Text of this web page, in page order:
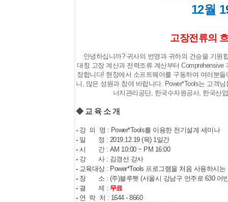
12월
고장전류의
안녕하십니까? 귀사의 번영과 귀하의 건승을 기원
대칭 고장 계산과 전력조류 계산부터
장합니다! 현장에서 소프트웨어를 구동하여 여러분
니, 많은 성원과 참여 바랍니다. Power*Tools는 고객님
너지관리공단, 한국수자원공사, 한국산
◆ 교 육 소 개
- 강 의 명 : Power*Tools를 이용한 전기설계 세미나
- 일 정 : 2019.12.19 (목) 1일간
- 시 간 : AM 10:00 ~ PM 16:00
- 강 사 : 김경선 강사
- 교육대상 : Power*Tools 프로그램을 처음 사용하시는
- 장 소 : (주)블루헷 (서울시 강남구 언주로 630 어
- 결 제 : 무료
- 연 락 처 : 1644 - 8660